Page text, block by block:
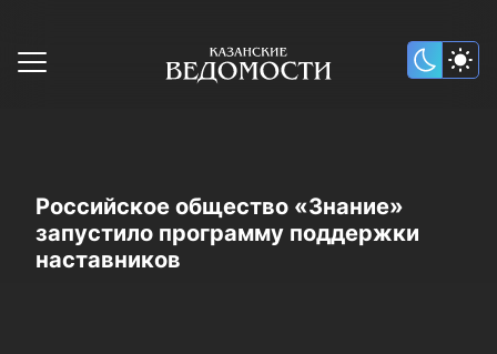
Российское общество «Знание»
запустило программу поддержки
наставников